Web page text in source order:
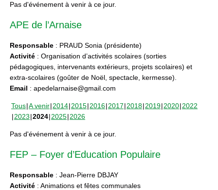
Pas d'événement à venir à ce jour.
APE de l’Arnaise
Responsable : PRAUD Sonia (présidente)
Activité : Organisation d’activités scolaires (sorties
pédagogiques, intervenants extérieurs, projets scolaires) et
extra-scolaires (goûter de Noël, spectacle, kermesse).
Email : apedelarnaise@gmail.com
Tous A venir 2014 2015 2016 2017 2018 2019 2020 2022
2023 2024 2025 2026
Pas d'événement à venir à ce jour.
FEP – Foyer d’Education Populaire
Responsable : Jean-Pierre DBJAY
Activité : Animations et fêtes communales